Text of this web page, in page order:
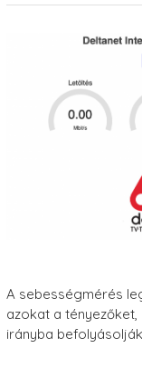
A sebességmérés
azokat a
irányba